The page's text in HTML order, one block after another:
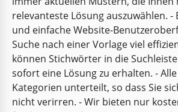
relevanteste Lösung auszuwählen. -
und einfache Website-
Suche nach einer Vorlage viel
können Stichwörter in die
sofort eine Lösung zu erhalten. -
Kategorien unterteilt, so dass Sie
nicht verirren. - Wir bieten nur